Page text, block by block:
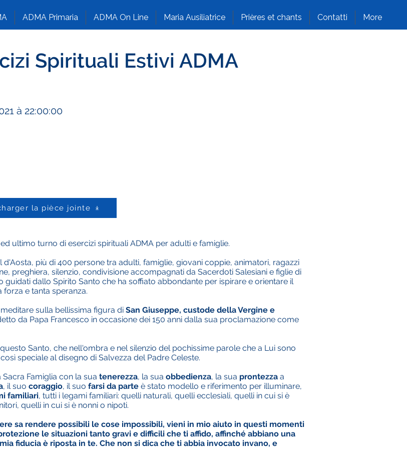
ADMA Primaria ADMA On Line Maria Ausiliatrice Prières et chants Contatti More
Spirituali Estivi ADMA
à 22:00:00
la pièce jointe
ultimo turno di esercizi spirituali ADMA per adulti e famiglie.
d'Aosta, più di 400 persone tra adulti, famiglie, giovani coppie, animatori, ragazzi
preghiera, silenzio, condivisione accompagnati da Sacerdoti Salesiani e figlie di
dallo Spirito Santo che ha soffiato abbondante per ispirare e orientare il
e tanta speranza.
sulla bellissima figura di San Giuseppe, custode della Vergine e
da Papa Francesco in occasione dei 150 anni dalla sua proclamazione come
Santo, che nell'ombra e nel silenzio del pochissime parole che a Lui sono
speciale al disegno di Salvezza del Padre Celeste.
Famiglia con la sua tenerezza, la sua obbedienza, la sua prontezza a
, il suo coraggio, il suo farsi da parte è stato modello e riferimento per illuminare,
familiari, tutti i legami familiari: quelli naturali, quelli ecclesiali, quelli in cui si è
quelli in cui si è nonni o nipoti.
sa rendere possibili le cose impossibili, vieni in mio aiuto in questi momenti
le situazioni tanto gravi e difficili che ti affido, affinché abbiano una
fiducia è riposta in te. Che non si dica che ti abbia invocato invano, e